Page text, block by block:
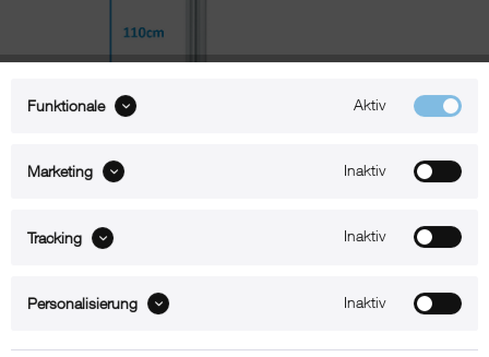
xMount@Stand Energie iPad mini 2 Bodenständer
Funktionale Aktiv
Marketing Inaktiv
Tracking Inaktiv
Personalisierung Inaktiv